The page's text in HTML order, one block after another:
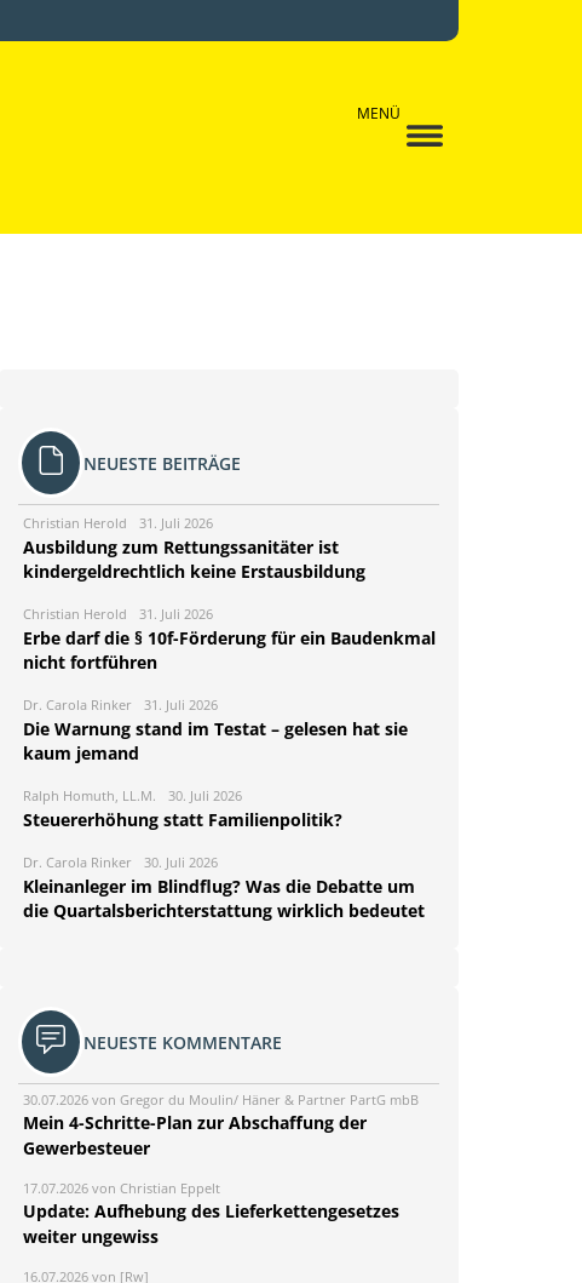
MENÜ
NEUESTE BEITRÄGE
Christian Herold 31. Juli 2026
Ausbildung zum Rettungssanitäter ist
kindergeldrechtlich keine Erstausbildung
Christian Herold 31. Juli 2026
Erbe darf die § 10f-Förderung für ein Baudenkmal
nicht fortführen
Dr. Carola Rinker 31. Juli 2026
Die Warnung stand im Testat – gelesen hat sie
kaum jemand
Ralph Homuth, LL.M. 30. Juli 2026
Steuererhöhung statt Familienpolitik?
Dr. Carola Rinker 30. Juli 2026
Kleinanleger im Blindflug? Was die Debatte um
die Quartalsberichterstattung wirklich bedeutet
NEUESTE KOMMENTARE
30.07.2026 von Gregor du Moulin/ Häner & Partner PartG mbB
Mein 4-Schritte-Plan zur Abschaffung der
Gewerbesteuer
17.07.2026 von Christian Eppelt
Update: Aufhebung des Lieferkettengesetzes
weiter ungewiss
16.07.2026 von [Rw]